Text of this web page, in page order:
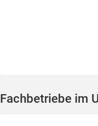
Fachbetriebe im